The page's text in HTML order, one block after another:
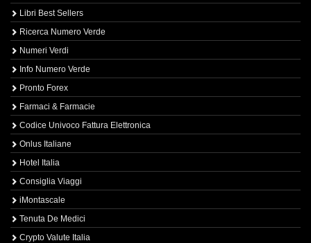
Libri Best Sellers
Ricerca Numero Verde
Numeri Verdi
Info Numero Verde
Pronto Forex
Farmaci & Farmacie
Codice Univoco Fattura Elettronica
Onlus Italiane
Hotel Italia
Consiglia Viaggi
iMontascale
Tenuta De Medici
Crypto Valute Italia